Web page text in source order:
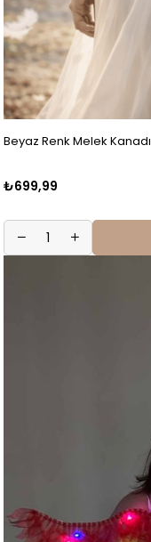
Beyaz Renk Melek Kanadı
₺699,99